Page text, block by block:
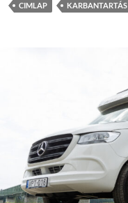
CIMLAP KARBANTARTÁS